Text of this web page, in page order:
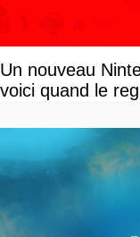
Un nouveau
voici quand le